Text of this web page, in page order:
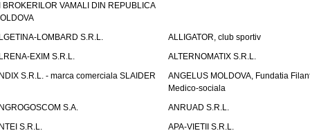
BROKERILOR VAMALI DIN REPUBLICA
LOMBARD S.R.L.
ALLIGATOR, club sportiv
EXIM S.R.L.
ALTERNOMATIX S.R.L.
S.R.L. - marca comerciala SLAIDER
ANGELUS MOLDOVA, Fundatia
Medico-sociala
S.A.
ANRUAD S.R.L.
S.R.L.
APA-VIETII S.R.L.